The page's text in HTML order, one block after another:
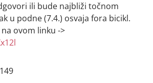
ili bude najbliži točnom
u podne (7.4.) osvaja fora bicikl.
ovom linku ->